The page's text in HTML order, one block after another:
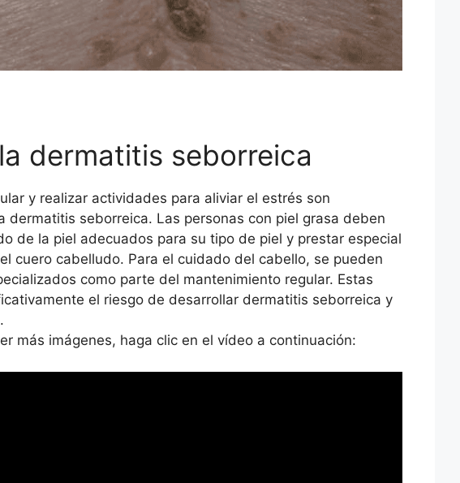
dermatitis seborreica
y realizar actividades para aliviar el estrés son
dermatitis seborreica. Las personas con piel grasa deben
de la piel adecuados para su tipo de piel y prestar especial
cuero cabelludo. Para el cuidado del cabello, se pueden
como parte del mantenimiento regular. Estas
el riesgo de desarrollar dermatitis seborreica y
más imágenes, haga clic en el vídeo a continuación: